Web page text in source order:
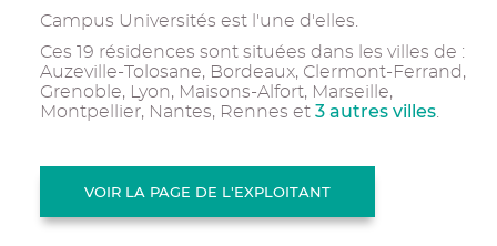
Campus Universités est l'une d'elles.
Ces 19 résidences sont situées dans les villes de :
Auzeville-Tolosane, Bordeaux, Clermont-Ferrand,
Grenoble, Lyon, Maisons-Alfort, Marseille,
Montpellier, Nantes, Rennes et 3 autres villes
VOIR LA PAGE DE L'EXPLOITANT